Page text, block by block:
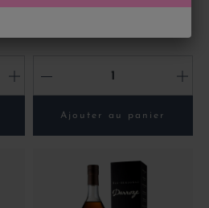
+
Armagnac Darroze
- +
Ajouter au panier